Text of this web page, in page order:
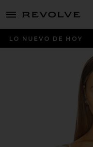
menu - shows more content
LO NUEVO DE HOY